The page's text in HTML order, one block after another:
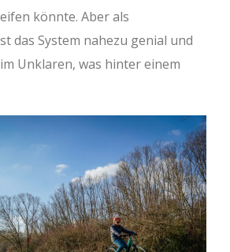
könnte. Aber als
das System nahezu genial und
Unklaren, was hinter einem